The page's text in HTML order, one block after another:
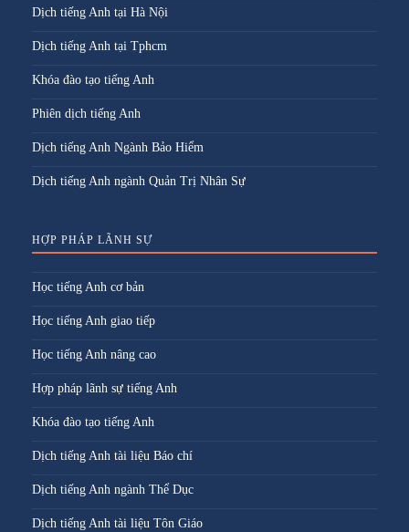
Dịch tiếng Anh tại Hà Nội
Dịch tiếng Anh tại Tphcm
Khóa đào tạo tiếng Anh
Phiên dịch tiếng Anh
Dịch tiếng Anh Ngành Bảo Hiểm
Dịch tiếng Anh ngành Quản Trị Nhân Sự
HỢP PHÁP LÃNH SỰ
Học tiếng Anh cơ bản
Học tiếng Anh giao tiếp
Học tiếng Anh nâng cao
Hợp pháp lãnh sự tiếng Anh
Khóa đào tạo tiếng Anh
Dịch tiếng Anh tài liệu Báo chí
Dịch tiếng Anh ngành Thể Dục
Dịch tiếng Anh tài liệu Tôn Giáo